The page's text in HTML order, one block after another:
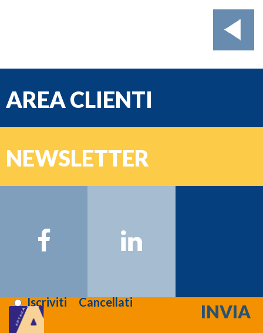
AREA CLIENTI
NEWSLETTER
Email:
IscrivitiCancellati